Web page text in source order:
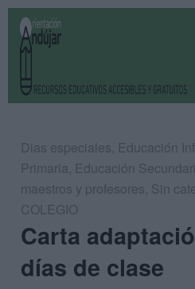
Dias especiales, Educación
Primaria, Educación
maestros y profesores, Sin
COLEGIO
Carta
días de clase